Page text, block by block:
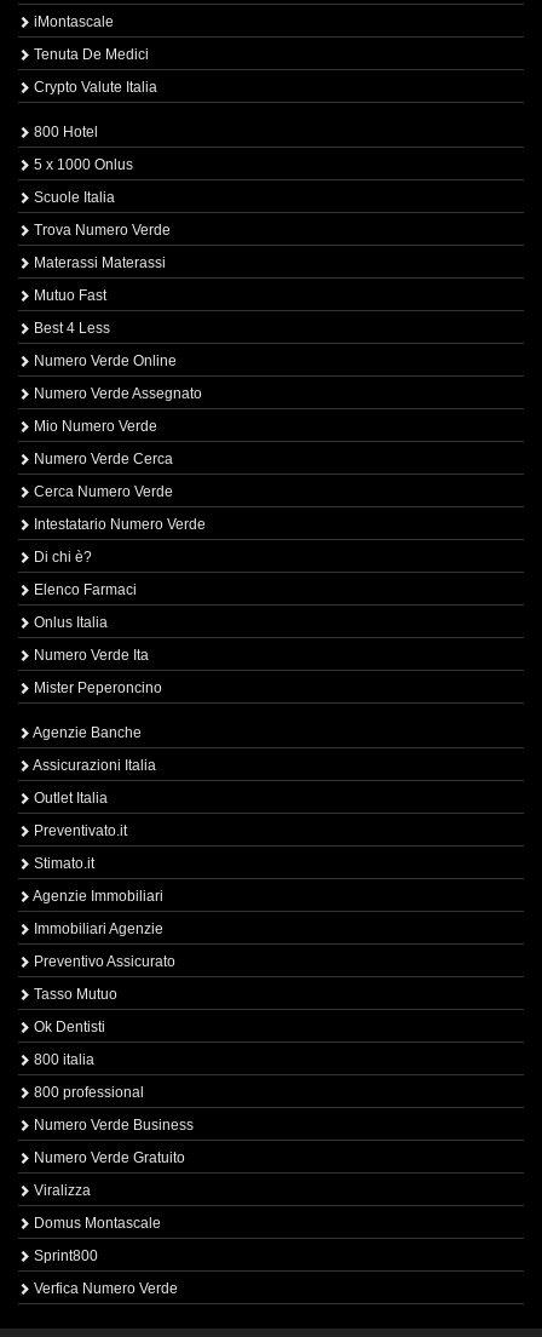
iMontascale
Tenuta De Medici
Crypto Valute Italia
800 Hotel
5 x 1000 Onlus
Scuole Italia
Trova Numero Verde
Materassi Materassi
Mutuo Fast
Best 4 Less
Numero Verde Online
Numero Verde Assegnato
Mio Numero Verde
Numero Verde Cerca
Cerca Numero Verde
Intestatario Numero Verde
Di chi è?
Elenco Farmaci
Onlus Italia
Numero Verde Ita
Mister Peperoncino
Agenzie Banche
Assicurazioni Italia
Outlet Italia
Preventivato.it
Stimato.it
Agenzie Immobiliari
Immobiliari Agenzie
Preventivo Assicurato
Tasso Mutuo
Ok Dentisti
800 italia
800 professional
Numero Verde Business
Numero Verde Gratuito
Viralizza
Domus Montascale
Sprint800
Verfica Numero Verde